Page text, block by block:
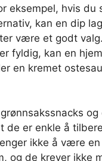
eksempel, hvis du
kan en dip
være et godt
fyldig, kan en
en kremet
de er enkle å
ikke å være
og de krever ikke